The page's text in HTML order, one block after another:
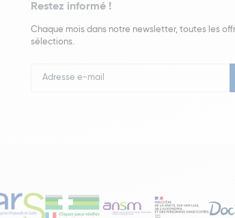
Restez informé !
Chaque mois dans notre newsletter, toutes les
sélections.
Newsletter